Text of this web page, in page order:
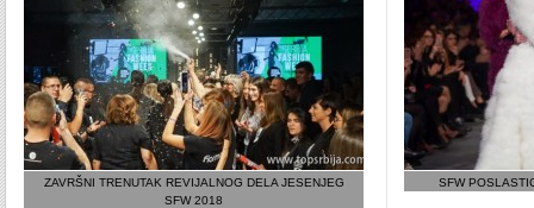
ZAVRŠNI TRENUTAK REVIJALNOG DELA JESENJEG
SFW 2018
SFW